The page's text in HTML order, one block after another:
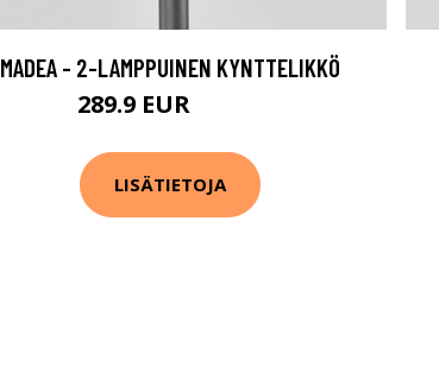
MADEA - 2-LAMPPUINEN KYNTTELIKKÖ
289.9 EUR
LISÄTIETOJA